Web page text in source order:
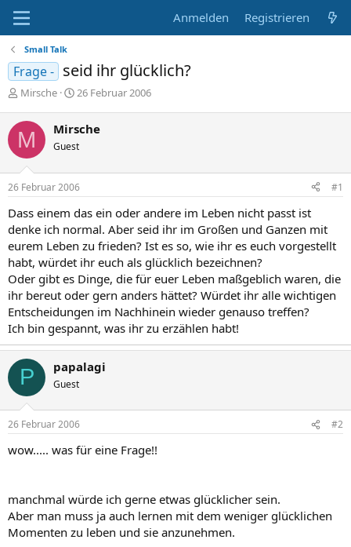
Anmelden Registrieren
Small Talk
Frage - seid ihr glücklich?
E
s
t
e
l
l
e
Mirsche
E
t
e
l
t
m
26 Februar 2006
M Mirsche
Guest
26 Februar 2006 #1
Dass einem das ein oder andere im Leben nicht passt ist
denke ich normal. Aber seid ihr im Großen und Ganzen mit
eurem Leben zu frieden? Ist es so, wie ihr es euch vorgestellt
habt, würdet ihr euch als glücklich bezeichnen?
Oder gibt es Dinge, die für euer Leben maßgeblich waren, die
ihr bereut oder gern anders hättet? Würdet ihr alle wichtigen
Entscheidungen im Nachhinein wieder genauso treffen?
Ich bin gespannt, was ihr zu erzählen habt!
P papalagi
Guest
26 Februar 2006 #2
wow..... was für eine Frage!!
manchmal würde ich gerne etwas glücklicher sein.
Aber man muss ja auch lernen mit dem weniger glücklichen
Momenten zu leben und sie anzunehmen.